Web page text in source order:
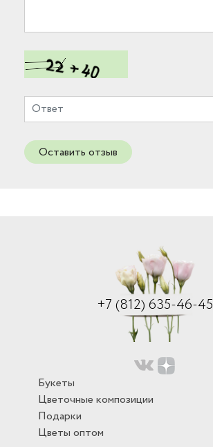
Оставить отзыв
+7 (812) 635-46-45
Букеты
Цветочные композиции
Подарки
Цветы оптом